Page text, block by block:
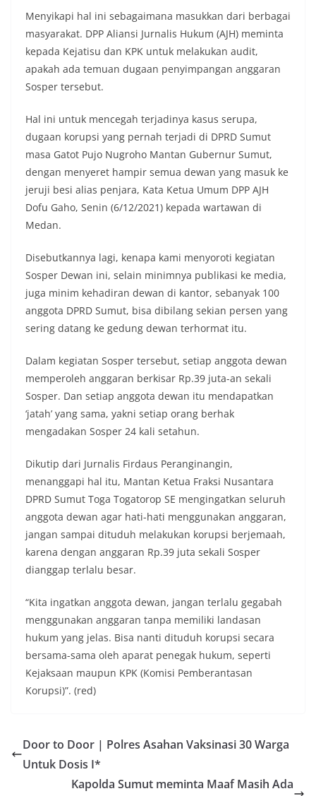
Kemerdekaan RI‎‎Medan, 5 Agustus 2026 — Dalam
rangka menyambut Hari Ulang Tahun
Kemerdekaan Republik Indonesia yang ke-81,
Bhabinkamtibmas Kelurahan Sunggal, Aiptu
Muliyadi Suraukur, melaksanakan kegiatan
sambang Door to Door System (DDS) kepada
Medan Sunggal, pada Rabu (05/08/2026).‎‎Kegiatan
tersebut berlangsung sejak pukul 09.00 WIB
hingga selesai, menyasar rumah-rumah warga di
beberapa lingkungan yang ada di kelurahan
tersebut.‎Sambang Langsung ke Rumah
Warga‎Dalam kegiatan ini, Aiptu Muliyadi
Suraukur mendatangi warga secara langsung dari
rumah ke rumah untuk menjalin silaturahmi
oleh warga, yang sebagian besar tengah bersiap
menyambut momentum HUT Kemerdekaan RI
dengan berbagai persiapan di lingkungan
masing-masing.‎Dalam dialog yang berlangsung
akrab, Bhabinkamtibmas menyapa warga,
menanyakan kondisi keamanan dan kenyamanan
komunikasi dua arah agar warga dapat
menyampaikan keluhan maupun informasi terkait
situasi kamtibmas di sekitar mereka.‎‎‎Salah satu
poin utama yang disampaikan dalam kegiatan
sambang ini adalah imbauan kepada warga untuk
memasang bendera Merah Putih secara penuh,
bukan setengah tiang, sebagai bentuk
menjelang perayaan HUT Kemerdekaan RI.
Petugas mengingatkan bahwa pemasangan
bendera dengan benar merupakan salah satu
wujud nyata partisipasi masyarakat dalam
memperingati hari bersejarah bangsa
Indonesia.‎‎”Kami mengimbau kepada seluruh
warga agar mulai mempersiapkan dan memasang
bendera Merah Putih di depan rumah masing-
penghormatan kita bersama terhadap
perjuangan para pahlawan yang telah merebut
kemerdekaan,” ujar Aiptu Muliyadi Suraukur saat
berdialog dengan warga.‎‎Ia juga menambahkan
agar warga memperhatikan kondisi bendera yang
akan dikibarkan, memastikan bendera dalam
keadaan bersih, tidak sobek, dan layak untuk
dikibarkan sebagai simbol kehormatan
dimanfaatkan sebagai sarana deteksi dini (early
warning) guna mengantisipasi potensi gangguan
keamanan dan ketertiban masyarakat
(Kamtibmas) di lingkungan tempat tinggal warga.
Menyikapi hal ini sebagaimana masukkan dari berbagai
masyarakat. DPP Aliansi Jurnalis Hukum (AJH) meminta
kepada Kejatisu dan KPK untuk melakukan audit,
apakah ada temuan dugaan penyimpangan anggaran
Sosper tersebut.
Hal ini untuk mencegah terjadinya kasus serupa,
dugaan korupsi yang pernah terjadi di DPRD Sumut
masa Gatot Pujo Nugroho Mantan Gubernur Sumut,
dengan menyeret hampir semua dewan yang masuk ke
jeruji besi alias penjara, Kata Ketua Umum DPP AJH
Dofu Gaho, Senin (6/12/2021) kepada wartawan di
Medan.
Disebutkannya lagi, kenapa kami menyoroti kegiatan
Sosper Dewan ini, selain minimnya publikasi ke media,
juga minim kehadiran dewan di kantor, sebanyak 100
anggota DPRD Sumut, bisa dibilang sekian persen yang
sering datang ke gedung dewan terhormat itu.
Dalam kegiatan Sosper tersebut, setiap anggota dewan
memperoleh anggaran berkisar Rp.39 juta-an sekali
Sosper. Dan setiap anggota dewan itu mendapatkan
‘jatah’ yang sama, yakni setiap orang berhak
mengadakan Sosper 24 kali setahun.
Dikutip dari Jurnalis Firdaus Peranginangin,
menanggapi hal itu, Mantan Ketua Fraksi Nusantara
DPRD Sumut Toga Togatorop SE mengingatkan seluruh
anggota dewan agar hati-hati menggunakan anggaran,
jangan sampai dituduh melakukan korupsi berjemaah,
karena dengan anggaran Rp.39 juta sekali Sosper
dianggap terlalu besar.
“Kita ingatkan anggota dewan, jangan terlalu gegabah
menggunakan anggaran tanpa memiliki landasan
hukum yang jelas. Bisa nanti dituduh korupsi secara
bersama-sama oleh aparat penegak hukum, seperti
Kejaksaan maupun KPK (Komisi Pemberantasan
Korupsi)”. (red)
Door to Door | Polres Asahan Vaksinasi 30 Warga
Untuk Dosis I*
Kapolda Sumut meminta Maaf Masih Ada